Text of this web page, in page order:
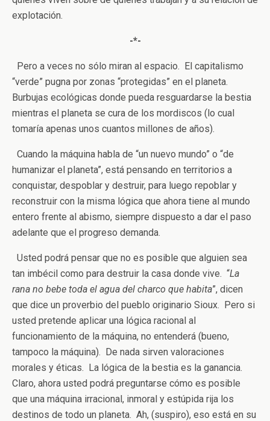
explotación.
-*-
Pero a veces no sólo miran al espacio. El capitalismo
“verde” pugna por zonas “protegidas” en el planeta.
Burbujas ecológicas donde pueda resguardarse la bestia
mientras el planeta se cura de los mordiscos (lo cual
tomaría apenas unos cuantos millones de años).
Cuando la máquina habla de “un nuevo mundo” o “de
humanizar el planeta”, está pensando en territorios a
conquistar, despoblar y destruir, para luego repoblar y
reconstruir con la misma lógica que ahora tiene al mundo
entero frente al abismo, siempre dispuesto a dar el paso
adelante que el progreso demanda.
Usted podrá pensar que no es posible que alguien sea
tan imbécil como para destruir la casa donde vive. “La
rana no bebe toda el agua del charco que habita”, dicen
que dice un proverbio del pueblo originario Sioux. Pero si
usted pretende aplicar una lógica racional al
funcionamiento de la máquina, no entenderá (bueno,
tampoco la máquina). De nada sirven valoraciones
morales y éticas. La lógica de la bestia es la ganancia.
Claro, ahora usted podrá preguntarse cómo es posible
que una máquina irracional, inmoral y estúpida rija los
destinos de todo un planeta. Ah, (suspiro), eso está en su